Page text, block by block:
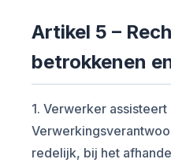
Artikel 5 –
betrokkenen
1. Verwerker assisteert
redelijk, bij het